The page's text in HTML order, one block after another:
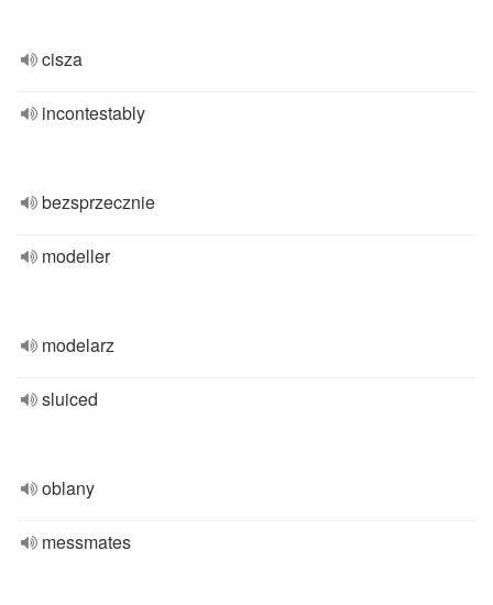
cisza
incontestably
bezsprzecznie
modeller
modelarz
sluiced
oblany
messmates